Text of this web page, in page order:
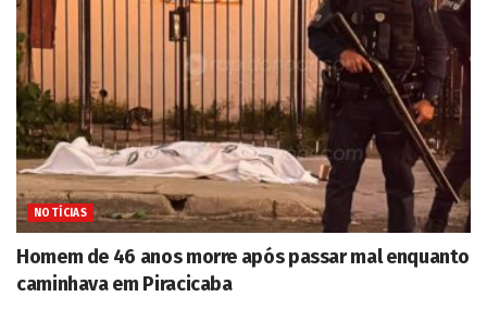
NOTÍCIAS
Homem de 46 anos morre após passar mal enquanto
caminhava em Piracicaba